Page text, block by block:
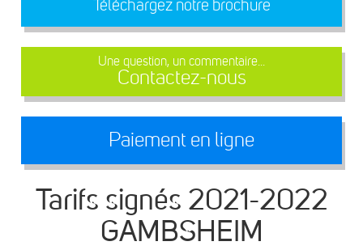
Téléchargez notre brochure
Une question, un commentaire...
Contactez-nous
Paiement en ligne
Tarifs signés 2021-2022
GAMBSHEIM